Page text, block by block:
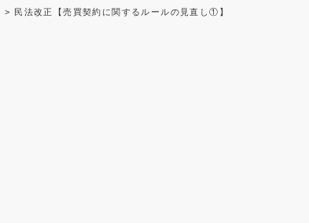
> 民法改正【売買契約に関するルールの見直し①】